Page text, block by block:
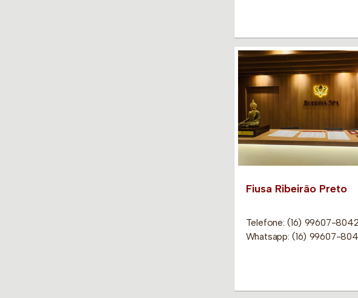
Fiusa Ribeirão Preto
Telefone: (16) 99607-8042
Whatsapp: (16) 99607-